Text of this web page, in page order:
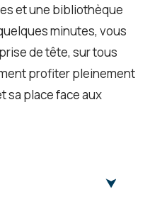
et une bibliothèque
minutes, vous
de tête, sur tous
profiter pleinement
sa place face aux